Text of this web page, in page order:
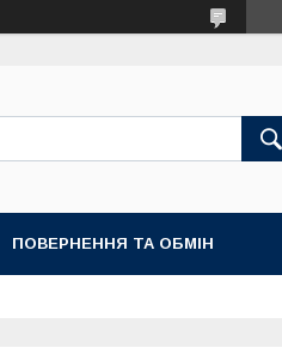
ПОВЕРНЕННЯ ТА ОБМІН